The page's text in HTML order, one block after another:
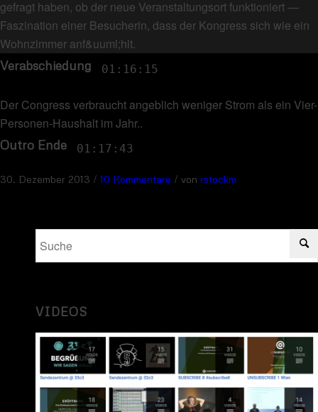
gefragt haben, ob der neue Veranstaltungsort funktioniert—
Faszination einer Besucherin, dass der Kongress sich wie ein
Wohnzimmer anf&uuml;hlt.
Verabschiedung 01:16:15
Der Congress verbraucht angeblich weniger Strom als ein Vier-
Personen-Haushalt im Jahr..
Outro Ende 01:17:43
30. Dezember 2013 / 10 Kommentare / von rstockm
VIDEOS